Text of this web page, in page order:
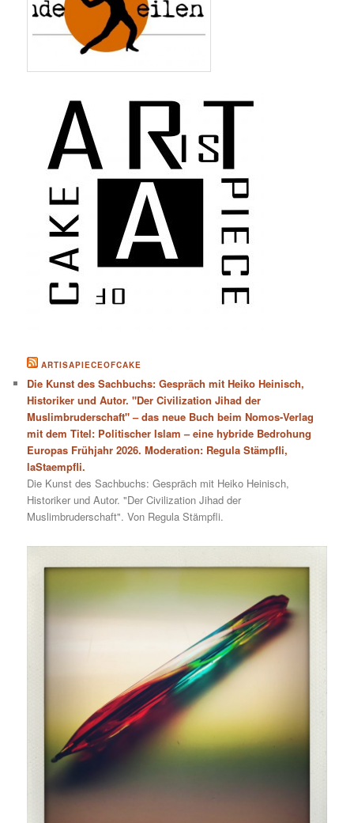
ARTISAPIECEOFCAKE
Die Kunst des Sachbuchs: Gespräch mit Heiko Heinisch,
Historiker und Autor. "Der Civilization Jihad der
Muslimbruderschaft" – das neue Buch beim Nomos-Verlag
mit dem Titel: Politischer Islam – eine hybride Bedrohung
Europas Frühjahr 2026. Moderation: Regula Stämpfli,
laStaempfli.
Die Kunst des Sachbuchs: Gespräch mit Heiko Heinisch,
Historiker und Autor. "Der Civilization Jihad der
Muslimbruderschaft". Von Regula Stämpfli.